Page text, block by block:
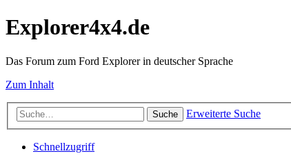
Explorer4x4.de
Das Forum zum Ford Explorer in deutscher Sprache
Zum Inhalt
Suche Erweiterte Suche
Schnellzugriff